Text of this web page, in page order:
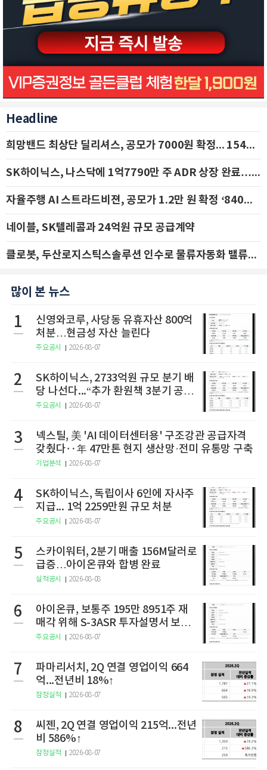
Headline
희망밴드 최상단 딜리셔스, 공모가 7000원 확정... 154억 규모 IPO 돌입
SK하이닉스, 나스닥에 1억7790만 주 ADR 상장 완료…29일 국내 추가 상장
자율주행 AI 스트라드비젼, 공모가 1.2만 원 확정 ‘840억 수혈’
네이블, SK텔레콤과 24억원 규모 공급계약
클로봇, 두산로지스틱스솔루션 인수로 물류자동화 밸류체인 확장 추진 - IBK투자증권
많이 본 뉴스
1
신영와코루, 사당동 유휴자산 800억
처분…현금성 자산 늘린다
주요공시 2026-08-07
2
SK하이닉스, 2733억원 규모 분기 배
당 나선다...“추가 환원책 3분기 공
개”
주요공시 2026-08-07
3
넥스틸, 美 'AI 데이터센터용' 구조강관 공급자격
갖췄다‥年 47만톤 현지 생산망·전미 유통망 구축
기업분석 2026-08-07
4
SK하이닉스, 독립이사 6인에 자사주
지급... 1억 2259만원 규모 처분
주요공시 2026-08-07
5
스카이워터, 2분기 매출 156M달러로
급증…아이온큐와 합병 완료
실적공시 2026-08-08
6
아이온큐, 보통주 195만 8951주 재
매각 위해 S-3ASR 투자설명서 보충
서 제출
주요공시 2026-08-07
7
파마리서치, 2Q 연결 영업이익 664
억...전년비 18%↑
잠정실적 2026-08-07
8
씨젠, 2Q 연결 영업이익 215억...전년
비 586%↑
잠정실적 2026-08-07